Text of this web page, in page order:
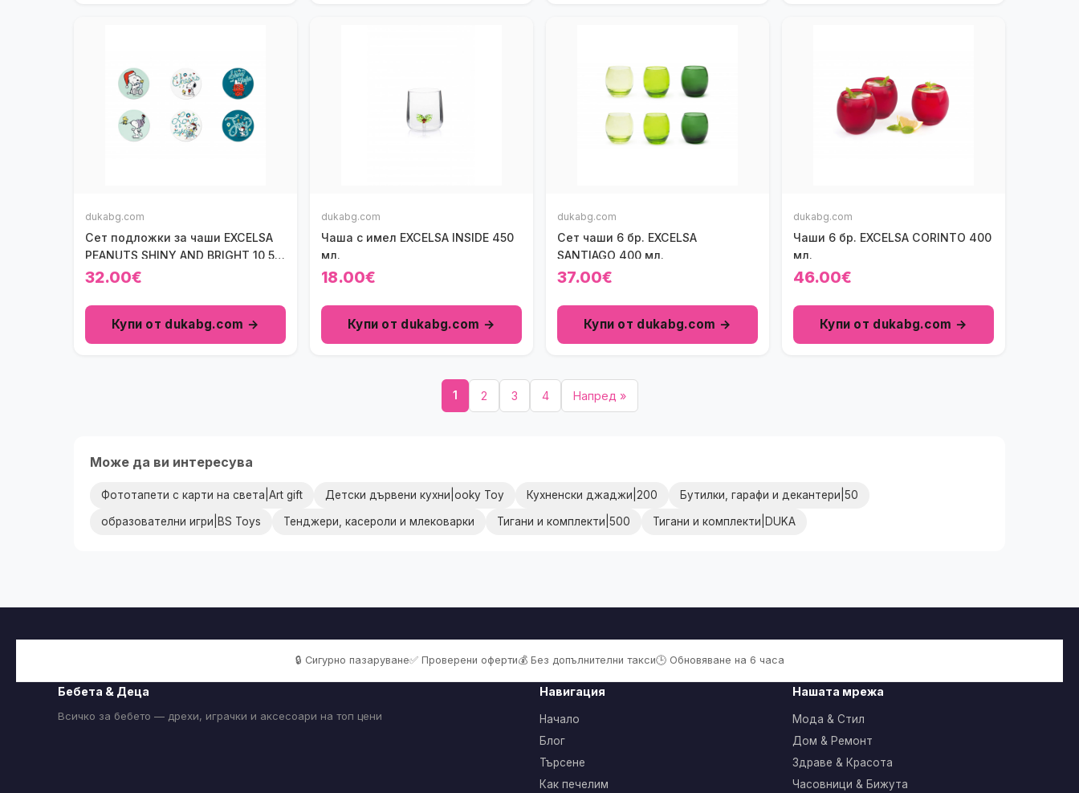
dukabg.com
Сет подложки за чаши EXCELSA
PEANUTS SHINY AND BRIGHT 10,5
см.
32.00€
Купи от dukabg.com →
dukabg.com
Чаша с имел EXCELSA INSIDE 450
мл.
18.00€
Купи от dukabg.com →
dukabg.com
Сет чаши 6 бр. EXCELSA
SANTIAGO 400 мл.
37.00€
Купи от dukabg.com →
dukabg.com
Чаши 6 бр. EXCELSA CORINTO 400
мл.
46.00€
Купи от dukabg.com →
1 2 3 4 Напред »
Може да ви интересува
Фототапети с карти на света|Art gift Детски дървени кухни|ooky Toy Кухненски джаджи|200 Бутилки, гарафи и декантери|50
образователни игри|BS Toys Тенджери, касероли и млековарки Тигани и комплекти|500 Тигани и комплекти|DUKA
🔒 Сигурно пазаруване✅ Проверени оферти💰 Без допълнителни такси🕒 Обновяване на 6 часа
Бебета & Деца
Всичко за бебето — дрехи, играчки и аксесоари на топ цени
Навигация
Начало
Блог
Търсене
Как печелим
Нашата мрежа
Мода & Стил
Дом & Ремонт
Здраве & Красота
Часовници & Бижута